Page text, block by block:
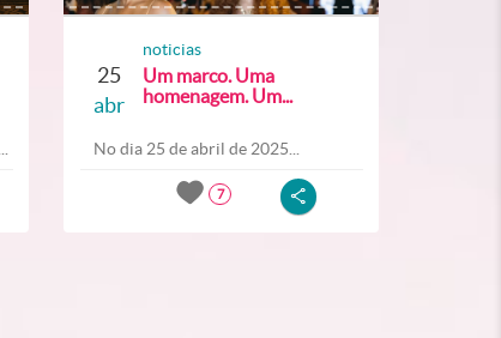
25
abr
noticias
Um marco. Uma
homenagem. Um...
No dia 25 de abril de 2025...
7